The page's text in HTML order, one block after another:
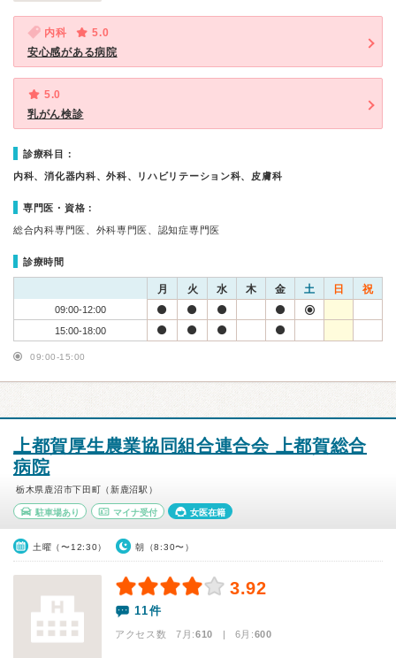
内科
5.0
安心感がある病院
5.0
乳がん検診
診療科目：
内科、消化器内科、外科、リハビリテーション科、皮膚科
専門医・資格：
総合内科専門医、外科専門医、認知症専門医
診療時間
月 火 水 木 金 土 日 祝
09:00-12:00
15:00-18:00
09:00-15:00
上都賀厚生農業協同組合連合会 上都賀総合
病院
栃木県鹿沼市下田町（新鹿沼駅）
駐車場あり マイナ受付 女医在籍
土曜（〜12:30） 朝（8:30〜）
3.92
11件
アクセス数 7月:610 | 6月:600